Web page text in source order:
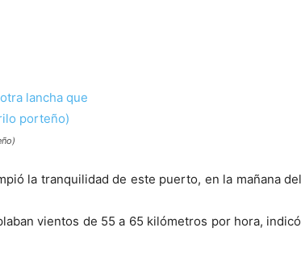
la tranquilidad de este puerto, en la mañana
vientos de 55 a 65 kilómetros por hora,